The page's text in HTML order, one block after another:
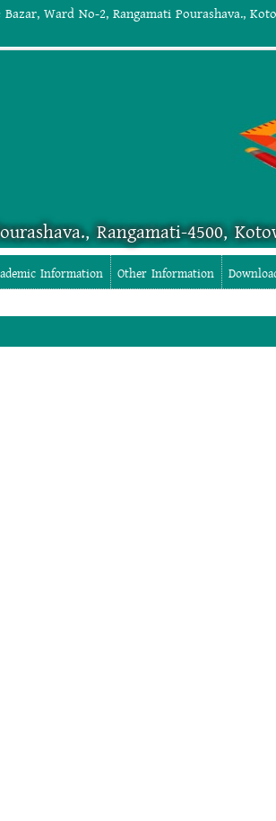
Ward No-2, Rangamati Pourashava.,
Rangamati-4500,
Information Other Information